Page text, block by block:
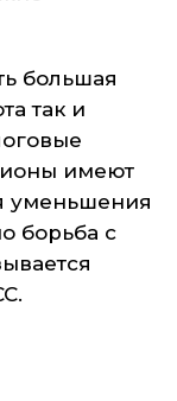
большая
так и
имеют
уменьшения
борьба с